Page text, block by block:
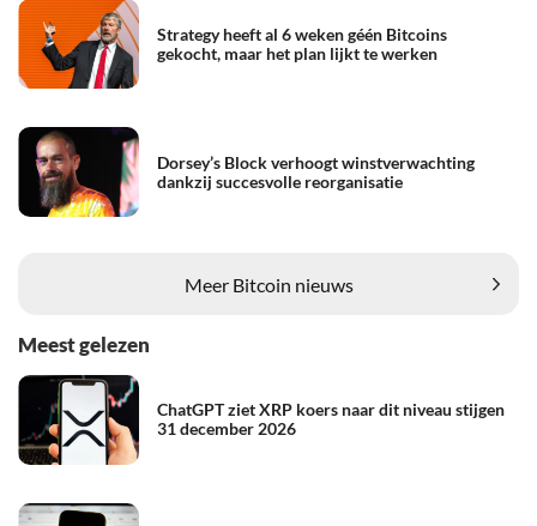
Strategy heeft al 6 weken géén Bitcoins
gekocht, maar het plan lijkt te werken
Dorsey’s Block verhoogt winstverwachting
dankzij succesvolle reorganisatie
Meer Bitcoin nieuws
Meest gelezen
ChatGPT ziet XRP koers naar dit niveau stijgen
31 december 2026